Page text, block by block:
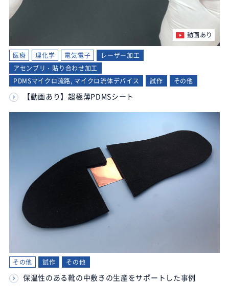
動画あり
医療 理化学 電気電子
レーザー加工
アセンブリ・貼り合わせ加工
PDMSマイクロ流路, マイクロ流体デバイス
試作 その他
【動画あり】超極薄PDMSシート
その他 試作 その他
保温性のある靴の中敷きの生産をサポートした事例